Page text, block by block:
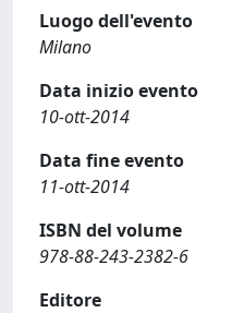
Luogo dell'evento
Milano
Data inizio evento
10-ott-2014
Data fine evento
11-ott-2014
ISBN del volume
978-88-243-2382-6
Editore